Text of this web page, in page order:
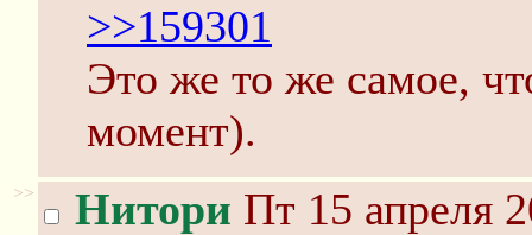
>>159301
Это же то же самое,
момент).
>> Нитори Пт 15 апреля